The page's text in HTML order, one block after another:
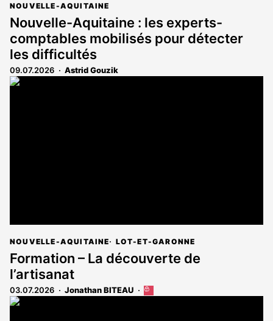
NOUVELLE-AQUITAINE
Nouvelle-Aquitaine : les experts-
comptables mobilisés pour détecter
les difficultés
09.07.2026 Astrid Gouzik
NOUVELLE-AQUITAINE LOT-ET-GARONNE
Formation – La découverte de
l’artisanat
03.07.2026 Jonathan BITEAU
Cet